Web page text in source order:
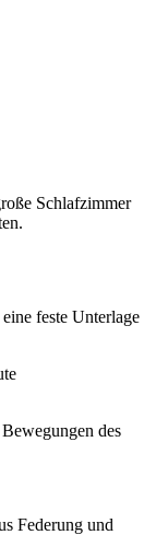
Schlafzimmer
feste Unterlage
des
Federung und